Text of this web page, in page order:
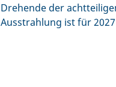
Drehende der
Ausstrahlung ist für